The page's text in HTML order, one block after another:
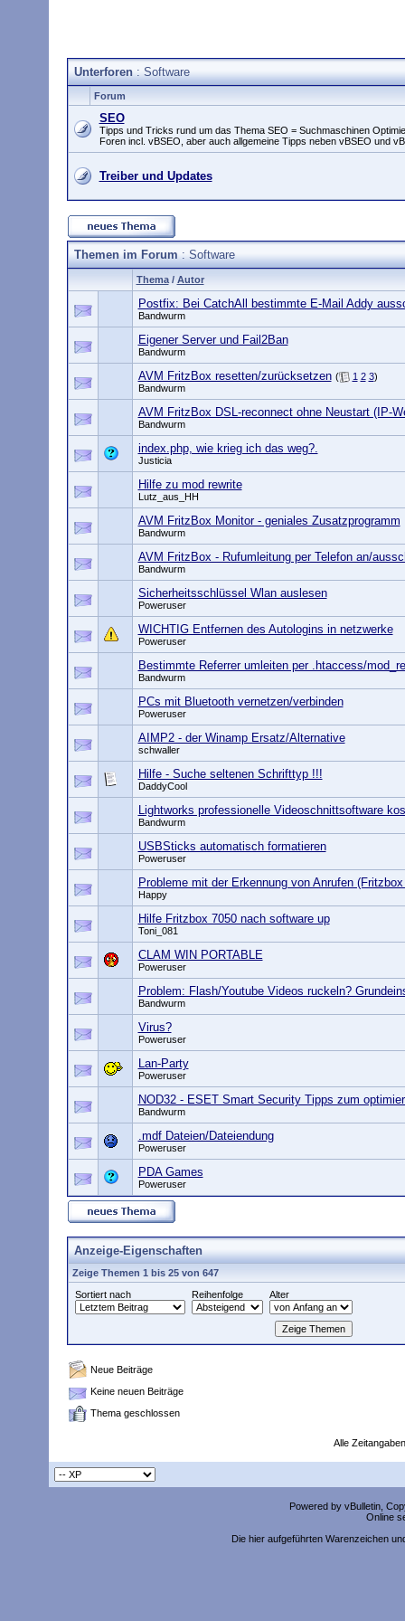
Unterforen: Software
Forum
SEO
Tipps und Tricks rund um das Thema SEO = Suchmaschinen
Foren incl. vBSEO, aber auch allgemeine Tipps neben vBSEO und
Treiber und Updates
Themen im Forum: Software
Thema/ Autor
Postfix: Bei CatchAll bestimmte E-Mail Addy
Bandwurm
Eigener Server und Fail2Ban
Bandwurm
AVM FritzBox resetten/zurücksetzen ( 1 2 3)
Bandwurm
AVM FritzBox DSL-reconnect ohne Neustart (IP-
Bandwurm
index.php, wie krieg ich das weg?.
Justicia
Hilfe zu mod rewrite
Lutz_aus_HH
AVM FritzBox Monitor - geniales Zusatzprogramm
Bandwurm
AVM FritzBox - Rufumleitung per Telefon an/
Bandwurm
Sicherheitsschlüssel Wlan auslesen
Poweruser
WICHTIG Entfernen des Autologins in netzwerke
Poweruser
Bestimmte Referrer umleiten per .htaccess/
Bandwurm
PCs mit Bluetooth vernetzen/verbinden
Poweruser
AIMP2 - der Winamp Ersatz/Alternative
schwaller
Hilfe - Suche seltenen Schrifttyp !!!
DaddyCool
Lightworks professionelle Videoschnittsoftware
Bandwurm
USBSticks automatisch formatieren
Poweruser
Probleme mit der Erkennung von Anrufen (Fritzbox
Happy
Hilfe Fritzbox 7050 nach software up
Toni_081
CLAM WIN PORTABLE
Poweruser
Problem: Flash/Youtube Videos ruckeln?
Bandwurm
Virus?
Poweruser
Lan-Party
Poweruser
NOD32 - ESET Smart Security Tipps zum
Bandwurm
.mdf Dateien/Dateiendung
Poweruser
PDA Games
Poweruser
Anzeige-Eigenschaften
Zeige Themen 1 bis 25 von 647
Sortiert nach
Reihenfolge Alter
Neue Beiträge
Keine neuen Beiträge
Thema geschlossen
Alle
Powered by vBulletin,
Online
Die hier aufgeführten Warenzeichen